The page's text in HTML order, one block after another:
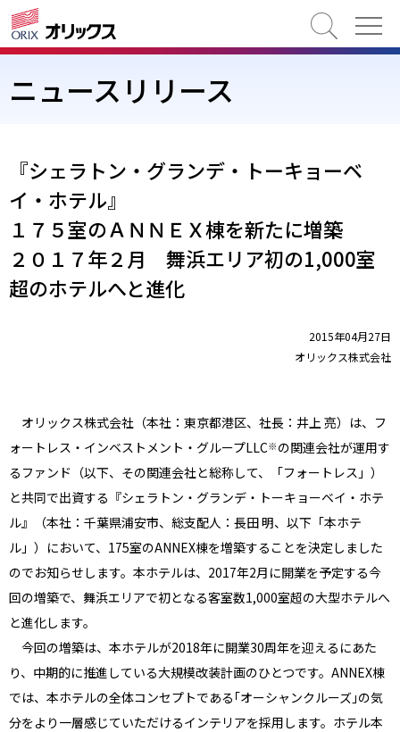
検索
ニュースリリース
『シェラトン・グランデ・トーキョーベ
イ・ホテル』
１７５室のＡＮＮＥＸ棟を新たに増築
２０１７年２月 舞浜エリア初の1,000室
超のホテルへと進化
2015年04月27日
オリックス株式会社
オリックス株式会社（本社：東京都港区、社長：井上 亮）は、フ
ォートレス・インベストメント・グループLLC※ の関連会社が運用す
るファンド（以下、その関連会社と総称して、「フォートレス」）
と共同で出資する『シェラトン・グランデ・トーキョーベイ・ホテ
ル』（本社：千葉県浦安市、総支配人：長田 明、以下「本ホテ
ル」）において、175室のANNEX棟を増築することを決定しました
のでお知らせします。本ホテルは、2017年2月に開業を予定する今
回の増築で、舞浜エリアで初となる客室数1,000室超の大型ホテルへ
と進化します。
今回の増築は、本ホテルが2018年に開業30周年を迎えるにあた
り、中期的に推進している大規模改装計画のひとつです。ANNEX棟
では、本ホテルの全体コンセプトである｢オーシャンクルーズ｣の気
分をより一層感じていただけるインテリアを採用します。ホテル本